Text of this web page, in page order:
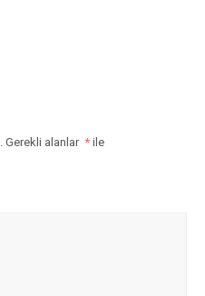
Gerekli alanlar * ile